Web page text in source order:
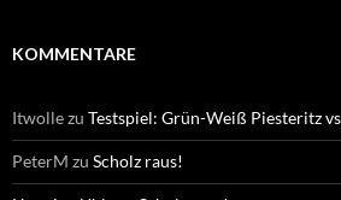
KOMMENTARE
Itwollezu Testspiel: Grün-Weiß Piesteritz
PeterM zu Scholz raus!